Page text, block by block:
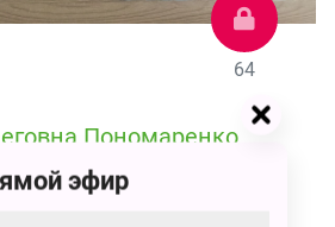
64
Пономаренко
эфир